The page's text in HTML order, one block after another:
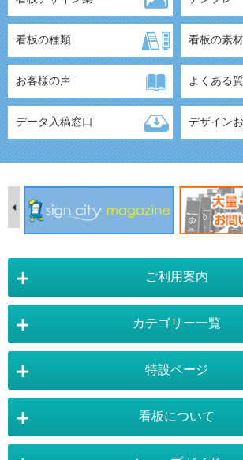
看板の種類 看板の素材
お客様の声 よくある
データ入稿窓口 デザイン
ご利用案内
店舗詳細情報
運営会社 :株式会社トレード
カテゴリー一覧
スタンド看板：オプション バナースタ
特設ページ
看板について